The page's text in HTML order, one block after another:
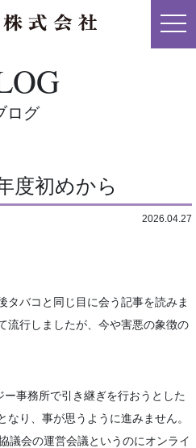
メニ
ログ
度初めから
2026.04.27
タバコと同じ目に会う記事を読みま
流行しましたが、今や害悪の象徴の
事務所で引き継ぎを行おうとした
り、事が思うように進みません。
議会の運営会議というのにオンライ